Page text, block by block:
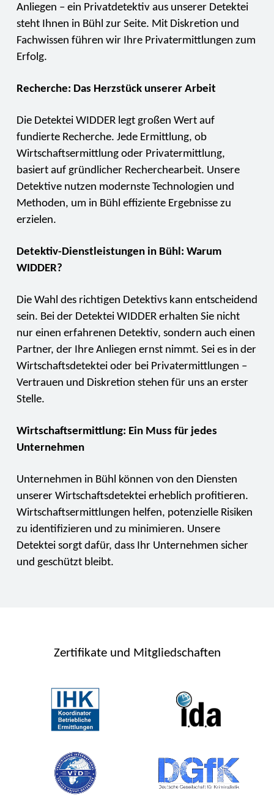
Anliegen – ein Privatdetektiv aus unserer Detektei
steht Ihnen in Bühl zur Seite. Mit Diskretion und
Fachwissen führen wir Ihre Privatermittlungen zum
Erfolg.
Recherche: Das Herzstück unserer Arbeit
Die Detektei WIDDER legt großen Wert auf
fundierte Recherche. Jede Ermittlung, ob
Wirtschaftsermittlung oder Privatermittlung,
basiert auf gründlicher Recherchearbeit. Unsere
Detektive nutzen modernste Technologien und
Methoden, um in Bühl effiziente Ergebnisse zu
erzielen.
Detektiv-Dienstleistungen in Bühl: Warum
WIDDER?
Die Wahl des richtigen Detektivs kann entscheidend
sein. Bei der Detektei WIDDER erhalten Sie nicht
nur einen erfahrenen Detektiv, sondern auch einen
Partner, der Ihre Anliegen ernst nimmt. Sei es in der
Wirtschaftsdetektei oder bei Privatermittlungen –
Vertrauen und Diskretion stehen für uns an erster
Stelle.
Wirtschaftsermittlung: Ein Muss für jedes
Unternehmen
Unternehmen in Bühl können von den Diensten
unserer Wirtschaftsdetektei erheblich profitieren.
Wirtschaftsermittlungen helfen, potenzielle Risiken
zu identifizieren und zu minimieren. Unsere
Detektei sorgt dafür, dass Ihr Unternehmen sicher
und geschützt bleibt.
Zertifikate und Mitgliedschaften